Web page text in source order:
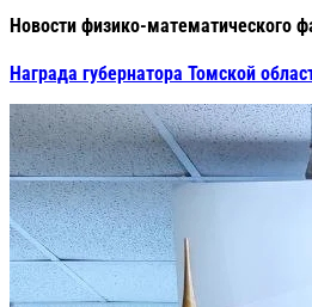
Новости физико-математического
Награда губернатора Томской